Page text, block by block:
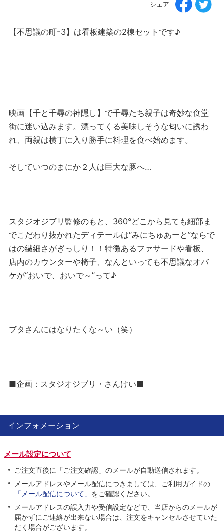
シェア
【不思議の町-3】は看板建築の2棟セットです♪
映画【千と千尋の神隠し】で千尋たち親子は奇妙な食堂
街に迷い込みます。漂ってくる美味しそうな匂いに誘わ
れ、両親は横丁に入り勝手に料理を食べ始めます。
そしていつのまにか２人は巨大な豚へ…
スタジオジブリ監修のもと、360°どこから見ても細部ま
でこだわり抜かれたディテールは“みにちゅあーと”ならで
はの繊細さがぎっしり！！特徴あるファサードや看板、
店内のカウンターや椅子、なんといっても不思議なオバ
ケが“おいで、おいで～”って♪
ブタさんにはなりたくな～い（笑）
■企画：スタジオジブリ・さんけい■
インフォメーション
メール設定について
ご注文直後に「ご注文確認」のメールが自動送信されます。
メールアドレスやメール配信につきましては、ご利用ガイドの
「メール配信について」 をご確認ください。
メールアドレスの誤入力や受信設定などで、当店からのメールが
届かずにご連絡が出来ない場合は、注文をキャンセルさせていた
だく場合がございます。